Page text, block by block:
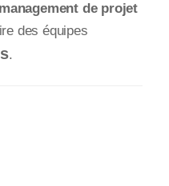
management de projet
des équipes
.